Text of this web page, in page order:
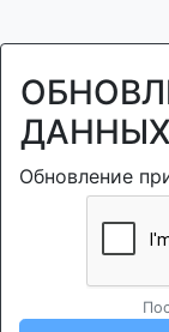
ДАННЫХ
Обновление